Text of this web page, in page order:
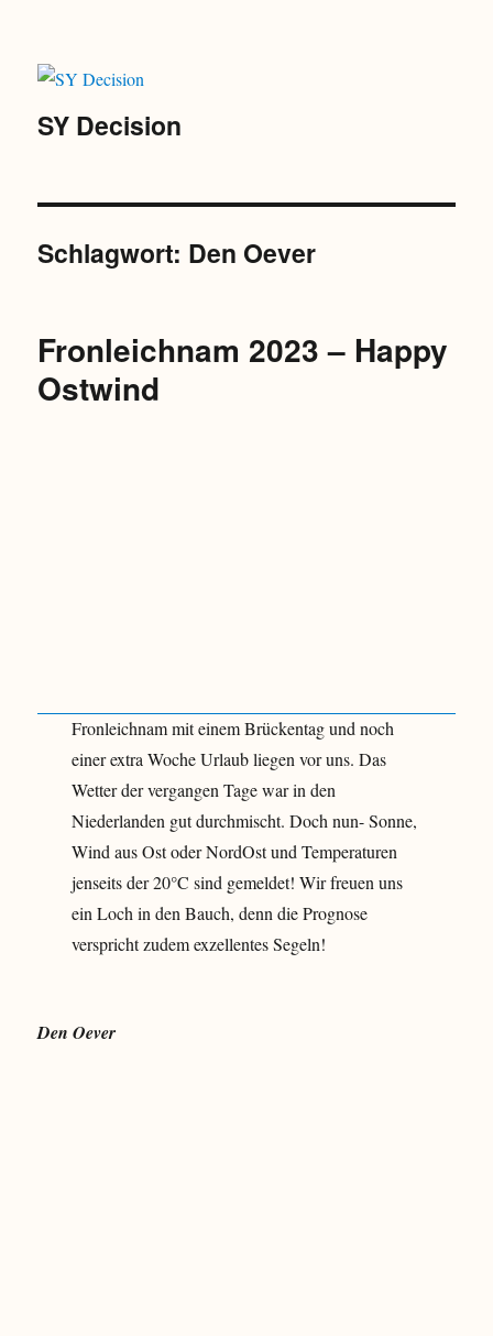
SY Decision
Schlagwort: Den Oever
Fronleichnam 2023 – Happy
Ostwind
Fronleichnam mit einem Brückentag und noch
einer extra Woche Urlaub liegen vor uns. Das
Wetter der vergangen Tage war in den
Niederlanden gut durchmischt. Doch nun- Sonne,
Wind aus Ost oder NordOst und Temperaturen
jenseits der 20°C sind gemeldet! Wir freuen uns
ein Loch in den Bauch, denn die Prognose
verspricht zudem exzellentes Segeln!
Den Oever